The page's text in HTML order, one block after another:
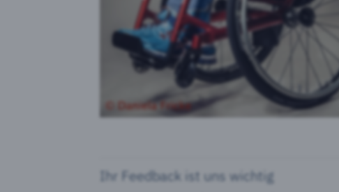
Ihr Feedback ist uns wichtig